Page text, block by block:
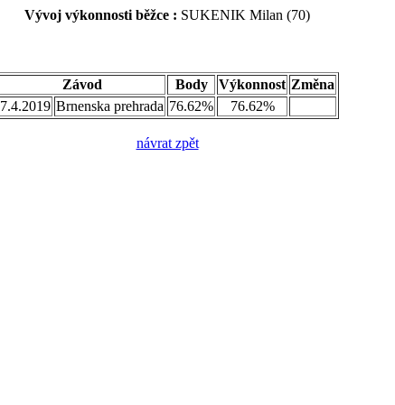
Vývoj výkonnosti běžce : SUKENIK Milan (70)
Závod Body Výkonnost Změna
7.4.2019 Brnenska prehrada 76.62% 76.62%
návrat zpět